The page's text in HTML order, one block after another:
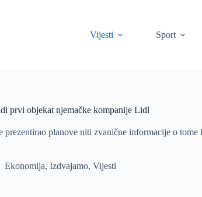
Vijesti
Sport
prvi objekat njemačke kompanije Lidl
prezentirao planove niti zvanične informacije o tome
Ekonomija, Izdvajamo, Vijesti